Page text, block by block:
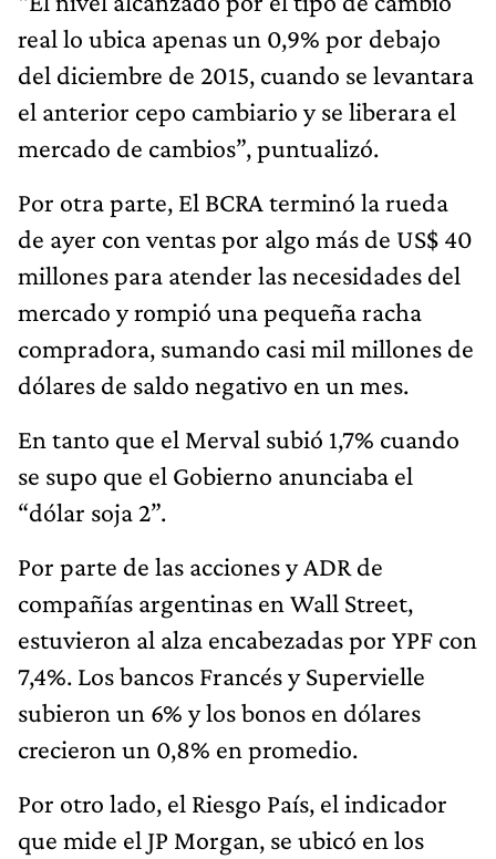
real lo ubica apenas un 0,9% por debajo
del diciembre de 2015, cuando se levantara
el anterior cepo cambiario y se liberara el
mercado de cambios”, puntualizó.
Por otra parte, El BCRA terminó la rueda
de ayer con ventas por algo más de US$ 40
millones para atender las necesidades del
mercado y rompió una pequeña racha
compradora, sumando casi mil millones de
dólares de saldo negativo en un mes.
En tanto que el Merval subió 1,7% cuando
se supo que el Gobierno anunciaba el
“dólar soja 2”.
Por parte de las acciones y ADR de
compañías argentinas en Wall Street,
estuvieron al alza encabezadas por YPF con
7,4%. Los bancos Francés y Supervielle
subieron un 6% y los bonos en dólares
crecieron un 0,8% en promedio.
Por otro lado, el Riesgo País, el indicador
que mide el JP Morgan, se ubicó en los